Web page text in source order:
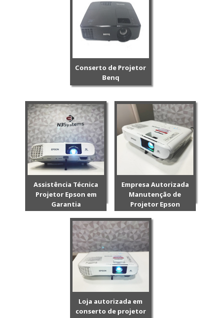
Conserto de Projetor
Benq
Assistência Técnica
Projetor Epson em
Garantia
Empresa Autorizada
Manutenção de
Projetor Epson
Loja autorizada em
conserto de projetor